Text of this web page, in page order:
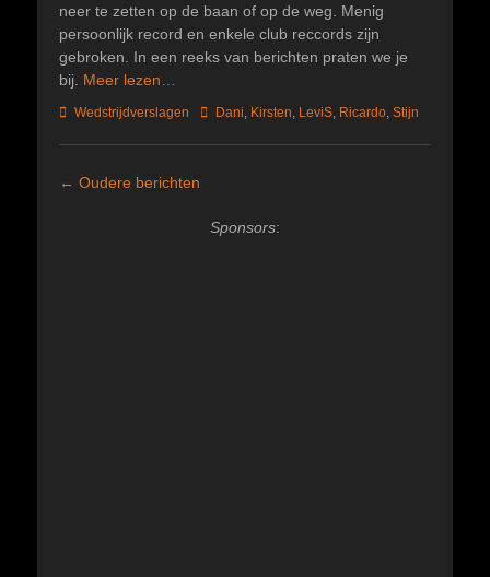
neer te zetten op de baan of op de weg. Menig
persoonlijk record en enkele club reccords zijn
gebroken. In een reeks van berichten praten we je
bij. Meer lezen…
Categorieën
Wedstrijdverslagen TagsDani Kirsten LeviS Ricardo Stijn
Bericht
← Oudere berichten
Sponsors: